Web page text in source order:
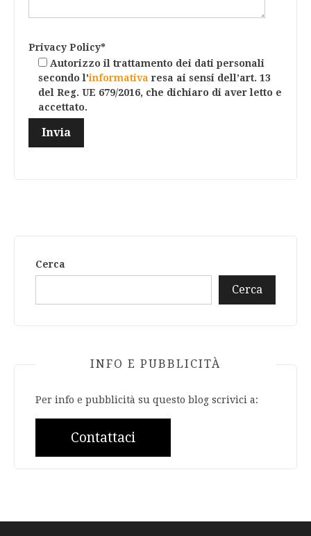
Privacy Policy*
Autorizzo il trattamento dei dati personali
secondo l'informativa resa ai sensi dell’art. 13
del Reg. UE 679/2016, che dichiaro di aver letto e
accettato.
Cerca
Cerca
INFO E PUBBLICITÀ
Per info e pubblicità su questo blog scrivici a:
Contattaci